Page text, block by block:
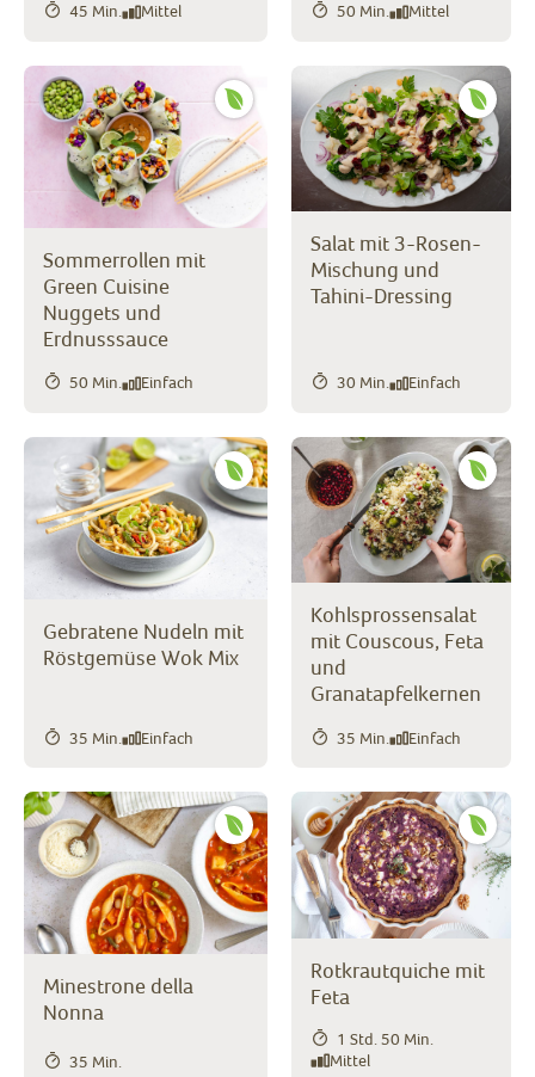
45 Min. Mittel 50 Min. Mittel
Sommerrollen mit
Green Cuisine
Nuggets und
Erdnusssauce
50 Min. Einfach
Salat mit 3-Rosen-
Mischung und
Tahini-Dressing
30 Min. Einfach
Gebratene Nudeln mit
Röstgemüse Wok Mix
35 Min. Einfach
Kohlsprossensalat
mit Couscous, Feta
und
Granatapfelkernen
35 Min. Einfach
Minestrone della
Nonna
35 Min.
Rotkrautquiche mit
Feta
1 Std. 50 Min.
Mittel